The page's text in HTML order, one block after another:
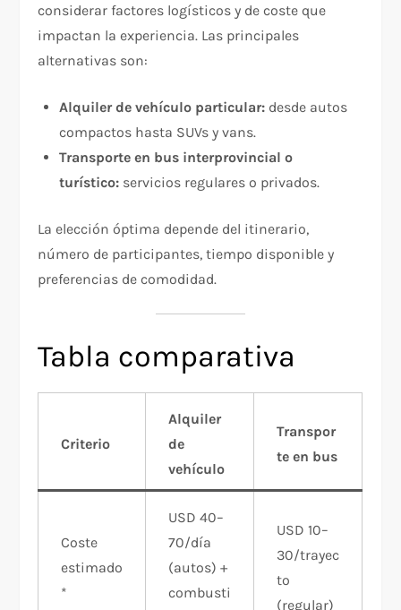
considerar factores logísticos y de coste que
impactan la experiencia. Las principales
alternativas son:
Alquiler de vehículo particular: desde autos
compactos hasta SUVs y vans.
Transporte en bus interprovincial o
turístico: servicios regulares o privados.
La elección óptima depende del itinerario,
número de participantes, tiempo disponible y
preferencias de comodidad.
Tabla comparativa
Criterio
Alquiler
de
vehículo
Transpor
te en bus
Coste
estimado
*
USD 40–
70/día
(autos) +
combusti
USD 10–
30/trayec
to
(regular)